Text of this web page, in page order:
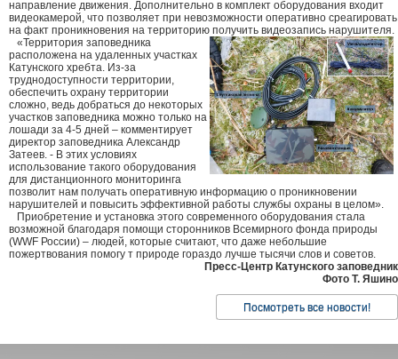
направление движения. Дополнительно в комплект оборудования входит
видеокамерой, что позволяет при невозможности оперативно среагировать
на факт проникновения на территорию получить видеозапись нарушителя.
«Территория заповедника
расположена на удаленных участках
Катунского хребта. Из-за
труднодоступности территории,
обеспечить охрану территории
сложно, ведь добраться до некоторых
участков заповедника можно только на
лошади за 4-5 дней – комментирует
директор заповедника Александр
Затеев. - В этих условиях
использование такого оборудования
для дистанционного мониторинга
позволит нам получать оперативную информацию о проникновении
нарушителей и повысить эффективной работы службы охраны в целом».
Приобретение и установка этого современного оборудования стала
возможной благодаря помощи сторонников Всемирного фонда природы
(WWF России) – людей, которые считают, что даже небольшие
пожертвования помогу т природе гораздо лучше тысячи слов и советов.
Пресс-Центр Катунского
Фото Т.
Посмотреть все новости!